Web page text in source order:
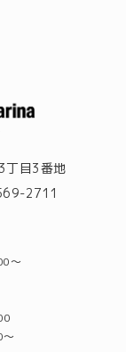
丁目3番地
2711
～